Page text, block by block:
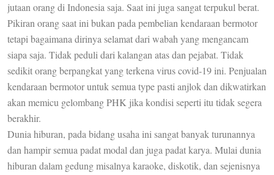
jutaan orang di Indonesia saja. Saat ini juga sangat terpukul berat.
Pikiran orang saat ini bukan pada pembelian kendaraan bermotor
tetapi bagaimana dirinya selamat dari wabah yang mengancam
siapa saja. Tidak peduli dari kalangan atas dan pejabat. Tidak
sedikit orang berpangkat yang terkena virus covid-19 ini. Penjualan
kendaraan bermotor untuk semua type pasti anjlok dan dikwatirkan
akan memicu gelombang PHK jika kondisi seperti itu tidak segera
berakhir.
Dunia hiburan, pada bidang usaha ini sangat banyak turunannya
dan hampir semua padat modal dan juga padat karya. Mulai dunia
hiburan dalam gedung misalnya karaoke, diskotik, dan sejenisnya